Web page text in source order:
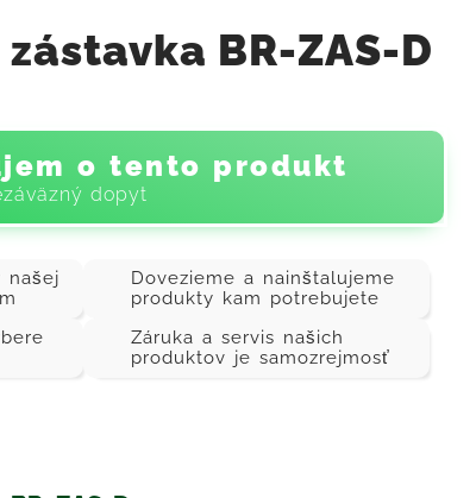
BR-ZAS-D
o tento produkt
dopyt
našej
Dovezieme a nainštalujeme
produkty kam potrebujete
Záruka a servis našich
produktov je samozrejmosť